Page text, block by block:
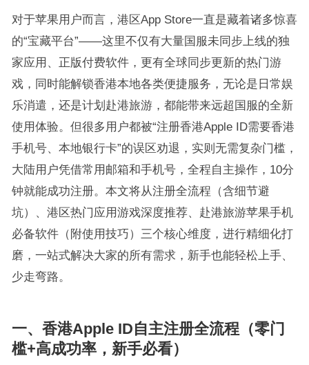
对于苹果用户而言，港区App Store一直是藏着诸多惊喜
的“宝藏平台”——这里不仅有大量国服未同步上线的独
家应用、正版付费软件，更有全球同步更新的热门游
戏，同时能解锁香港本地各类便捷服务，无论是日常娱
乐消遣，还是计划赴港旅游，都能带来远超国服的全新
使用体验。但很多用户都被“注册香港Apple ID需要香港
手机号、本地银行卡”的误区劝退，实则无需复杂门槛，
大陆用户凭借常用邮箱和手机号，全程自主操作，10分
钟就能成功注册。本文将从注册全流程（含细节避
坑）、港区热门应用游戏深度推荐、赴港旅游苹果手机
必备软件（附使用技巧）三个核心维度，进行精细化打
磨，一站式解决大家的所有需求，新手也能轻松上手、
少走弯路。
一、香港Apple ID自主注册全流程（零门
槛+高成功率，新手必看）